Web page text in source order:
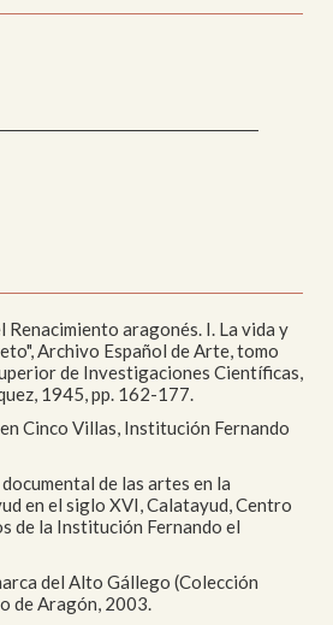
Renacimiento aragonés. I. La vida y
Archivo Español de Arte, tomo
de Investigaciones Científicas,
1945, pp. 162-177.
Cinco Villas, Institución Fernando
de las artes en la
en el siglo XVI, Calatayud, Centro
de la Institución Fernando el
del Alto Gállego (Colección
de Aragón, 2003.